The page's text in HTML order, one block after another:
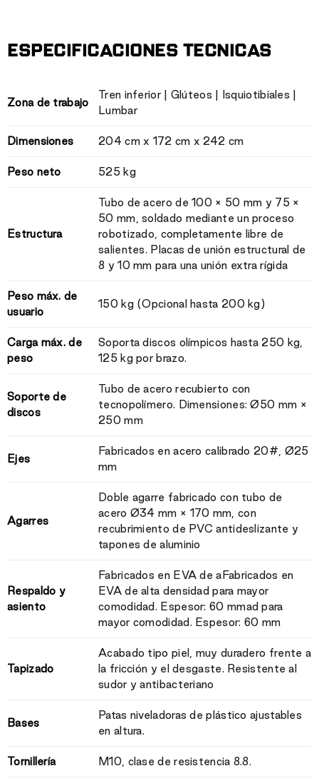
ESPECIFICACIONES TECNICAS
Zona de trabajo
Tren inferior | Glúteos | Isquiotibiales |
Lumbar
Dimensiones 204 cm x 172 cm x 242 cm
Peso neto 525 kg
Estructura
Tubo de acero de 100 × 50 mm y 75 ×
50 mm, soldado mediante un proceso
robotizado, completamente libre de
salientes. Placas de unión estructural de
8 y 10 mm para una unión extra rígida
Peso máx. de
usuario
150 kg (Opcional hasta 200 kg)
Carga máx. de
peso
Soporta discos olímpicos hasta 250 kg,
125 kg por brazo.
Soporte de
discos
Tubo de acero recubierto con
tecnopolímero. Dimensiones: Ø50 mm ×
250 mm
Ejes
Fabricados en acero calibrado 20#, Ø25
mm
Agarres
Doble agarre fabricado con tubo de
acero Ø34 mm × 170 mm, con
recubrimiento de PVC antideslizante y
tapones de aluminio
Respaldo y
asiento
Fabricados en EVA de aFabricados en
EVA de alta densidad para mayor
comodidad. Espesor: 60 mmad para
mayor comodidad. Espesor: 60 mm
Tapizado
Acabado tipo piel, muy duradero frente a
la fricción y el desgaste. Resistente al
sudor y antibacteriano
Bases
Patas niveladoras de plástico ajustables
en altura.
Tornillería M10, clase de resistencia 8.8.